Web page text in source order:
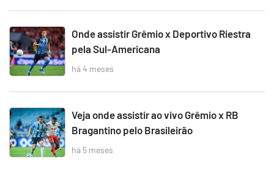
Onde assistir Grêmio x Deportivo Riestra
pela Sul-Americana
há 4 meses
Veja onde assistir ao vivo Grêmio x RB
Bragantino pelo Brasileirão
há 5 meses